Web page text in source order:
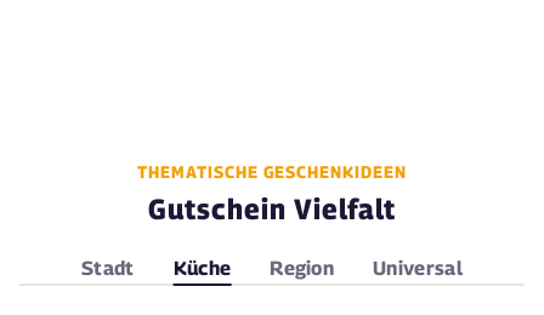
THEMATISCHE GESCHENKIDEEN
Gutschein Vielfalt
Stadt Küche Region Universal